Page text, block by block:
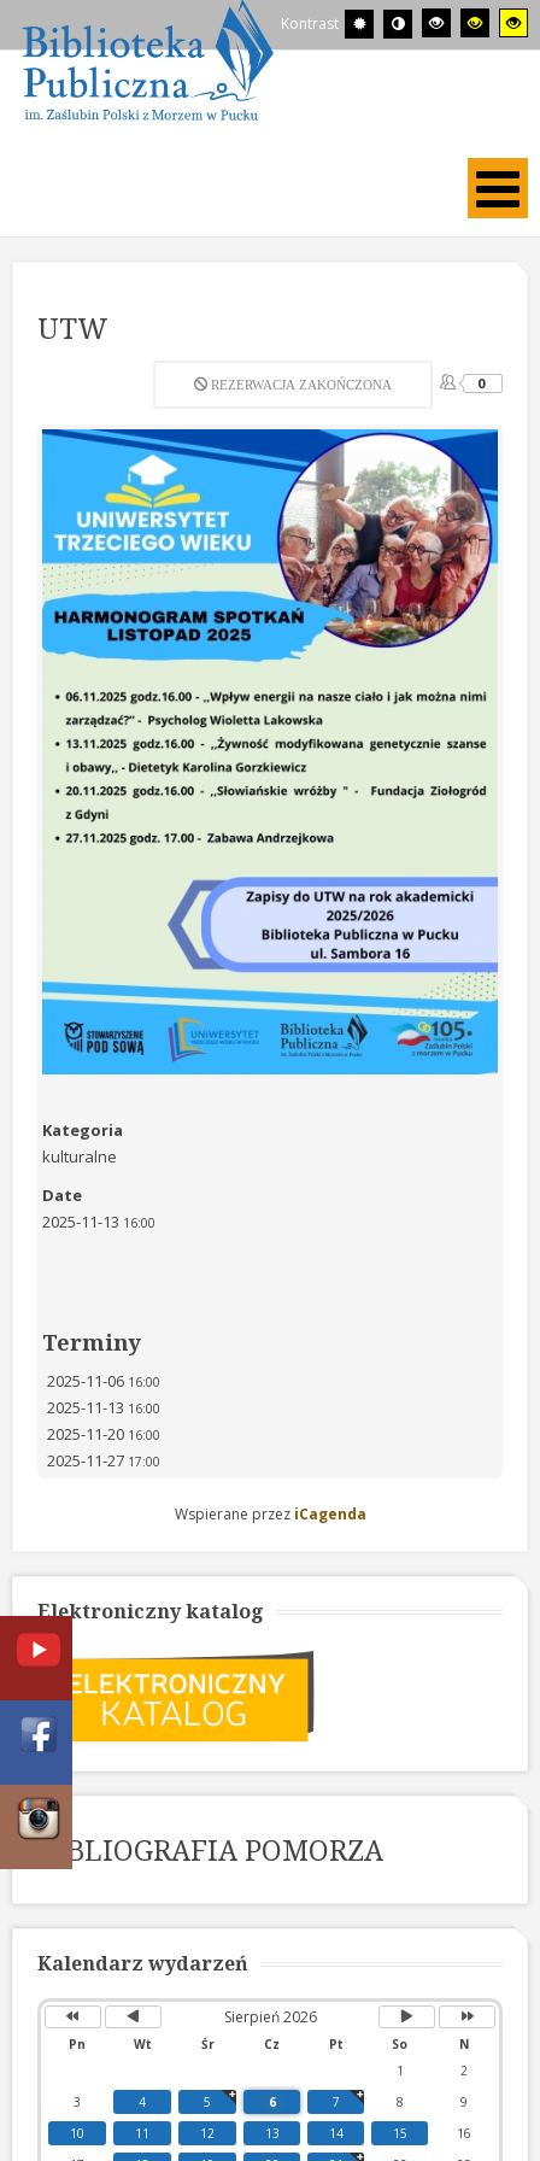
Kontrast
UTW
REZERWACJA ZAKOŃCZONA 0
Kategoria
kulturalne
Date
2025-11-13 16:00
Terminy
2025-11-06 16:00
2025-11-13 16:00
2025-11-20 16:00
2025-11-27 17:00
Wspierane przez iCagenda
Elektroniczny katalog
BIBLIOGRAFIA POMORZA
Kalendarz wydarzeń
Sierpień 2026
Pn Wt Śr Cz Pt So
N
1
2
3
4 5 6 7 8
9
10
11 12 13 14 15
16